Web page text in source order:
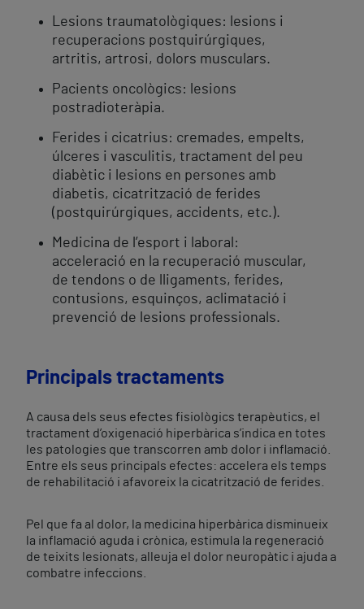
Lesions traumatològiques: lesions i
recuperacions postquirúrgiques,
artritis, artrosi, dolors musculars.
Pacients oncològics: lesions
postradioteràpia.
Ferides i cicatrius: cremades, empelts,
úlceres i vasculitis, tractament del peu
diabètic i lesions en persones amb
diabetis, cicatrització de ferides
(postquirúrgiques, accidents, etc.).
Medicina de l’esport i laboral:
acceleració en la recuperació muscular,
de tendons o de lligaments, ferides,
contusions, esquinços, aclimatació i
prevenció de lesions professionals.
Principals tractaments
A causa dels seus efectes fisiològics terapèutics, el
tractament d’oxigenació hiperbàrica s’indica en totes
les patologies que transcorren amb dolor i inflamació.
Entre els seus principals efectes: accelera els temps
de rehabilitació i afavoreix la cicatrització de ferides.
Pel que fa al dolor, la medicina hiperbàrica disminueix
la inflamació aguda i crònica, estimula la regeneració
de teixits lesionats, alleuja el dolor neuropàtic i ajuda a
combatre infeccions.